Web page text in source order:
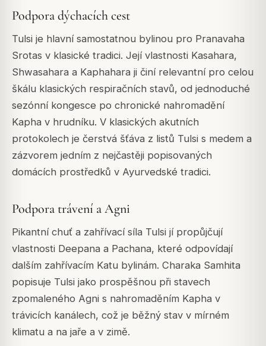
Podpora dýchacích cest
Tulsi je hlavní samostatnou bylinou pro Pranavaha
Srotas v klasické tradici. Její vlastnosti Kasahara,
Shwasahara a Kaphahara ji činí relevantní pro celou
škálu klasických respiračních stavů, od jednoduché
sezónní kongesce po chronické nahromadění
Kapha v hrudníku. V klasických akutních
protokolech je čerstvá šťáva z listů Tulsi s medem a
zázvorem jedním z nejčastěji popisovaných
domácích prostředků v Ayurvedské tradici.
Podpora trávení a Agni
Pikantní chuť a zahřívací síla Tulsi jí propůjčují
vlastnosti Deepana a Pachana, které odpovídají
dalším zahřívacím Katu bylinám. Charaka Samhita
popisuje Tulsi jako prospěšnou při stavech
zpomaleného Agni s nahromaděním Kapha v
trávicích kanálech, což je běžný stav v mírném
klimatu a na jaře a v zimě.